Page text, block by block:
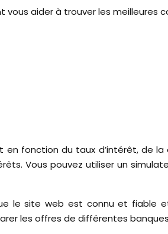
aider à trouver les meilleures
fonction du taux d’intérêt, de
Vous pouvez utiliser un
le site web est connu et fiable
les offres de différentes